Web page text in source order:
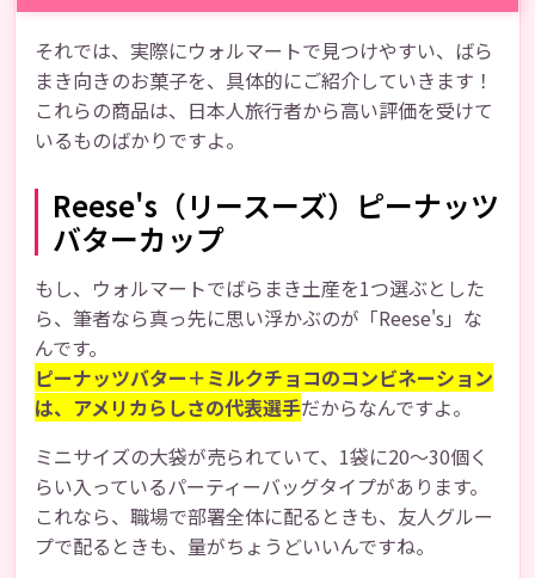
それでは、実際にウォルマートで見つけやすい、ばら
まき向きのお菓子を、具体的にご紹介していきます！
これらの商品は、日本人旅行者から高い評価を受けて
いるものばかりですよ。
Reese's（リースーズ）ピーナッツ
バターカップ
もし、ウォルマートでばらまき土産を1つ選ぶとした
ら、筆者なら真っ先に思い浮かぶのが「Reese's」な
んです。
ピーナッツバター＋ミルクチョコのコンビネーション
は、アメリカらしさの代表選手だからなんですよ。
ミニサイズの大袋が売られていて、1袋に20～30個く
らい入っているパーティーバッグタイプがあります。
これなら、職場で部署全体に配るときも、友人グルー
プで配るときも、量がちょうどいいんですね。